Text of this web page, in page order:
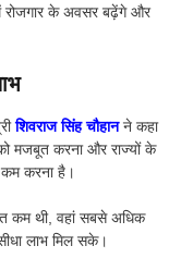
में रोजगार के अवसर बढ़ेंगे और
शिवराज सिंह चौहानने कहा
को मजबूत करना और राज्यों के
करना है।
कम थी, वहां सबसे अधिक
लाभ मिल सके।